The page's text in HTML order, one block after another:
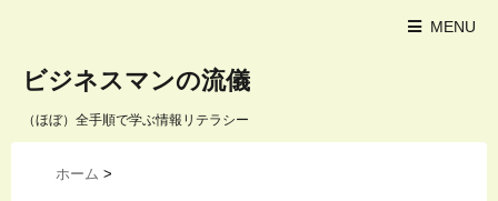
MENU
ビジネスマンの流儀
（ほぼ）全手順で学ぶ情報リテラシー
ホーム >